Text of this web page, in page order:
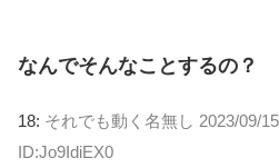
なんでそんなことするの？
18: それでも動く名無し 2023/09/
ID:Jo9IdiEX0